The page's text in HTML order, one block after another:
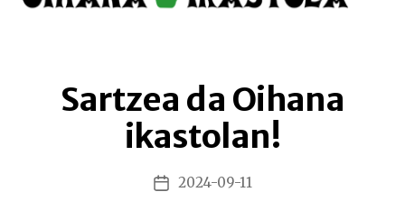
Sartzea da Oihana
ikastolan!
Argitalpenaren
2024-09-11